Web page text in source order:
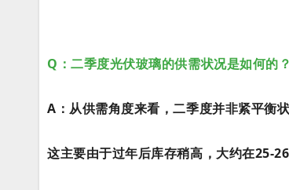
Q：二季度光伏玻璃的供需状况是如何的？
A：从供需角度来看，二季度并非紧平衡
这主要由于过年后库存稍高，大约在25-